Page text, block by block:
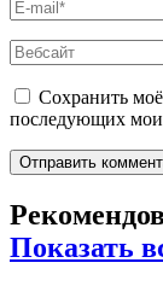
Сохранить
последующих
Показать